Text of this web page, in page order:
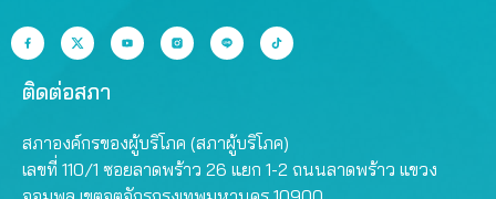
ติดต่อสภา
สภาองค์กรของผู้บริโภค (สภาผู้บริโภค)
เลขที่ 110/1 ซอยลาดพร้าว 26 แยก 1-2 ถนนลาดพร้าว แขวง